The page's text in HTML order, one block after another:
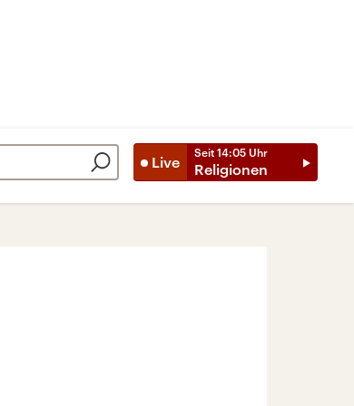
Live
Seit 14:05 Uhr
Religionen